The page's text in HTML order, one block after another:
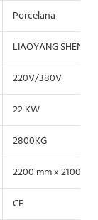
Porcelana
LIAOYANG
220V/380V
22 KW
2800KG
2200 mm x 2100
CE